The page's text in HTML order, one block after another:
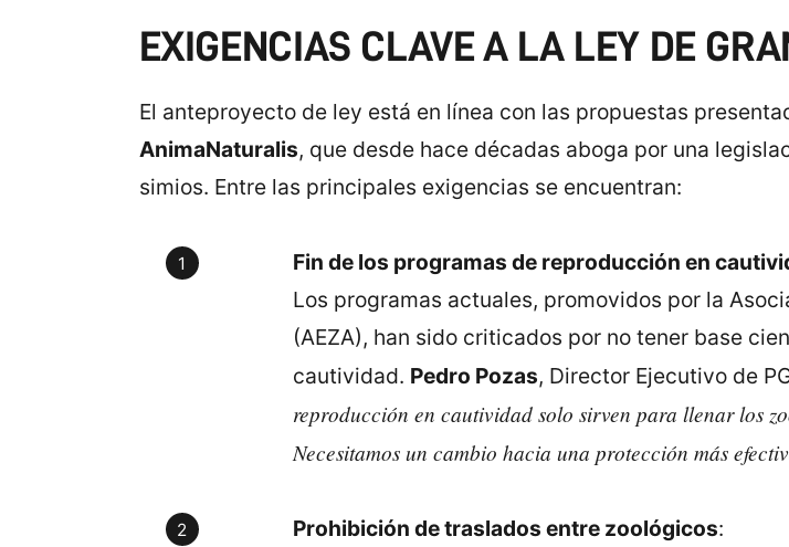
EXIGENCIAS CLAVE A LA LEY DE
El anteproyecto de ley está en línea con las propuestas
AnimaNaturalis, que desde hace décadas aboga por una
simios. Entre las principales exigencias se encuentran:
Fin de los programas de reproducción en
Los programas actuales, promovidos por la
(AEZA), han sido criticados por no tener base
cautividad. Pedro Pozas, Director Ejecutivo de
reproducción en cautividad solo sirven para llenar los
Necesitamos un cambio hacia una protección más
Prohibición de traslados entre zoológicos: